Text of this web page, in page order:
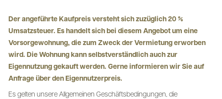
Der angeführte Kaufpreis versteht sich zuzüglich 20 %
Umsatzsteuer. Es handelt sich bei diesem Angebot um eine
Vorsorgewohnung, die zum Zweck der Vermietung erworben
wird. Die Wohnung kann selbstverständlich auch zur
Eigennutzung gekauft werden. Gerne informieren wir Sie auf
Anfrage über den Eigennutzerpreis.
Es gelten unsere Allgemeinen Geschäftsbedingungen, die